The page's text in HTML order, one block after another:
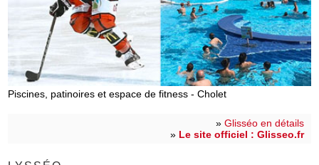
Piscines, patinoires et espace de fitness - Cholet
» Glisséo en détails
» Le site officiel : Glisseo.fr